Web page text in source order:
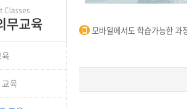
Classes
무교육
육
모바일에서도 학습가능한 과